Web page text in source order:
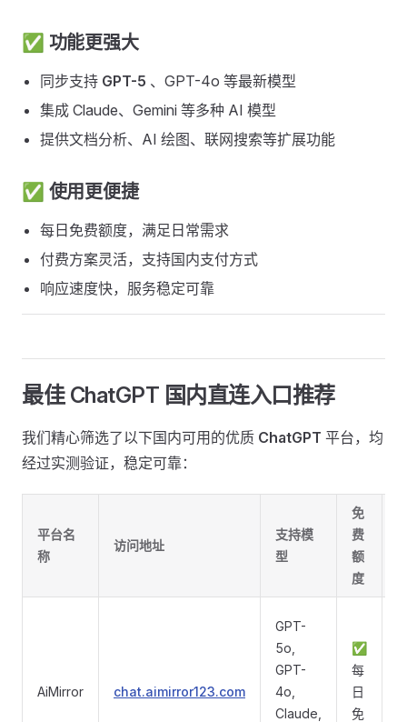
✅ 功能更强大 ​
同步支持 GPT-5 、GPT-4o 等最新模型
集成 Claude、Gemini 等多种 AI 模型
提供文档分析、AI 绘图、联网搜索等扩展功能
✅ 使用更便捷 ​
每日免费额度，满足日常需求
付费方案灵活，支持国内支付方式
响应速度快，服务稳定可靠
最佳 ChatGPT 国内直连入口推荐 ​
我们精心筛选了以下国内可用的优质 ChatGPT 平台，均
经过实测验证，稳定可靠：
平台名
称
访问地址
支持模
型
免
费
额
度
AiMirror chat.aimirror123.com
GPT-
5o,
GPT-
4o,
Claude,
✅
每
日
免